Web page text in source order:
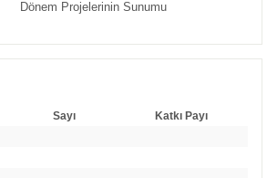
Dönem Projelerinin Sunumu
Sayı Katkı Payı